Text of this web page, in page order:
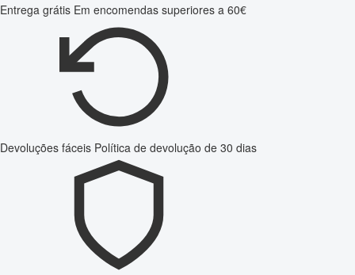
Entrega grátis Em encomendas superiores a 60€
Devoluções fáceis Política de devolução de 30 dias